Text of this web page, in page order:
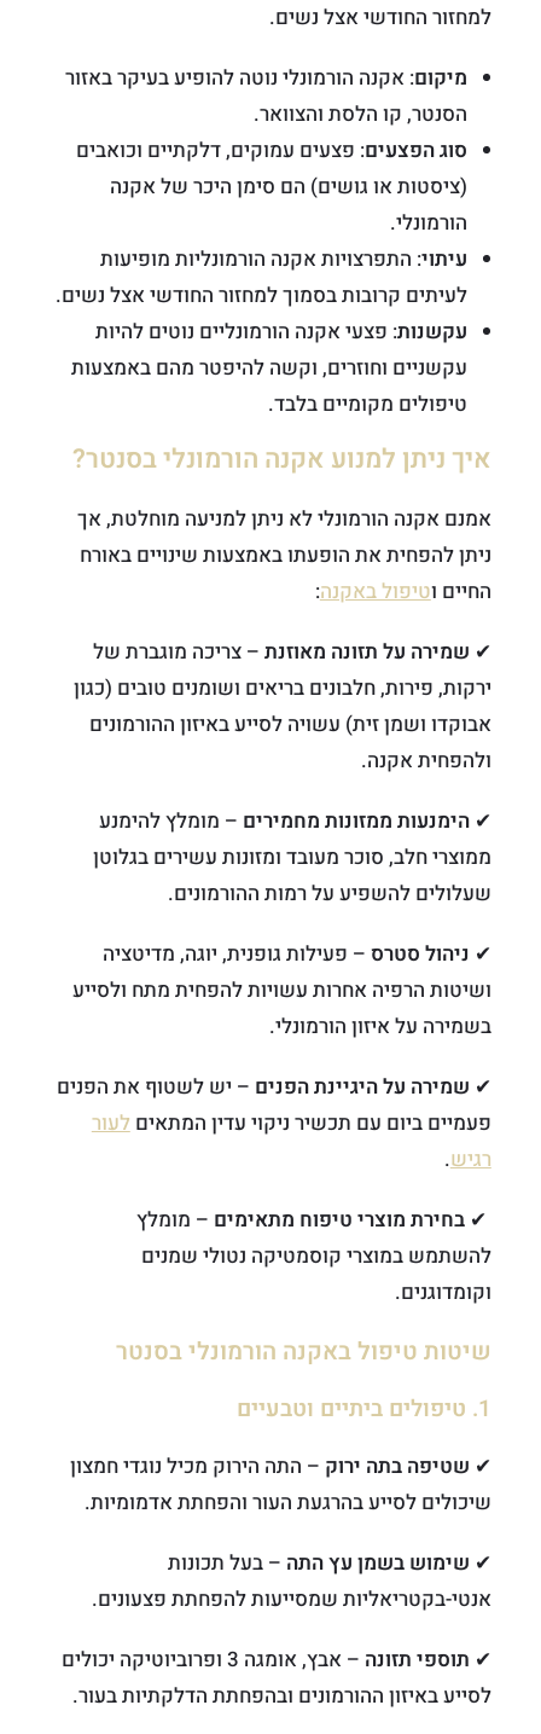
למחזור החודשי אצל נשים.
מיקום: אקנה הורמונלי נוטה להופיע בעיקר באזור
הסנטר, קו הלסת והצוואר.
סוג הפצעים: פצעים עמוקים, דלקתיים וכואבים
(ציסטות או גושים) הם סימן היכר של אקנה
הורמונלי.
עיתוי: התפרצויות אקנה הורמונליות מופיעות
לעיתים קרובות בסמוך למחזור החודשי אצל נשים.
עקשנות: פצעי אקנה הורמונליים נוטים להיות
עקשניים וחוזרים, וקשה להיפטר מהם באמצעות
טיפולים מקומיים בלבד.
איך ניתן למנוע אקנה הורמונלי בסנטר?
אמנם אקנה הורמונלי לא ניתן למניעה מוחלטת, אך
ניתן להפחית את הופעתו באמצעות שינויים באורח
החיים וטיפול באקנה:
✔ שמירה על תזונה מאוזנת – צריכה מוגברת של
ירקות, פירות, חלבונים בריאים ושומנים טובים (כגון
אבוקדו ושמן זית) עשויה לסייע באיזון ההורמונים
ולהפחית אקנה.
✔הימנעות ממזונות מחמירים – מומלץ להימנע
ממוצרי חלב, סוכר מעובד ומזונות עשירים בגלוטן
שעלולים להשפיע על רמות ההורמונים.
✔ ניהול סטרס – פעילות גופנית, יוגה, מדיטציה
ושיטות הרפיה אחרות עשויות להפחית מתח ולסייע
בשמירה על איזון הורמונלי.
✔ שמירה על היגיינת הפנים – יש לשטוף את הפנים
פעמיים ביום עם תכשיר ניקוי עדין המתאיםלעור
רגיש.
✔בחירת מוצרי טיפוח מתאימים – מומלץ
להשתמש במוצרי קוסמטיקה נטולי שמנים
וקומדוגנים.
שיטות טיפול באקנה הורמונלי בסנטר
1. טיפולים ביתיים וטבעיים
✔ שטיפה בתה ירוק – התה הירוק מכיל נוגדי חמצון
שיכולים לסייע בהרגעת העור והפחתת אדמומיות.
✔ שימוש בשמן עץ התה – בעל תכונות
אנטי-בקטריאליות שמסייעות להפחתת פצעונים.
✔ תוספי תזונה
– אבץ, אומגה 3 ופרוביוטיקה יכולים
לסייע באיזון ההורמונים ובהפחתת הדלקתיות בעור.